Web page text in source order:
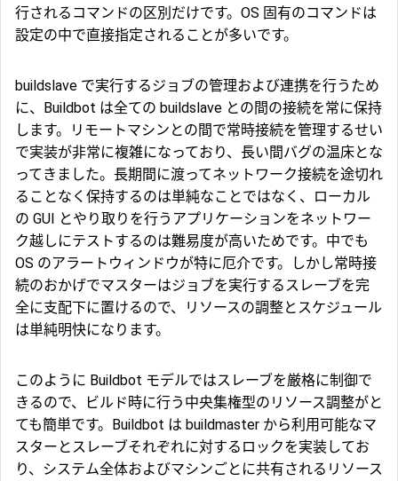
行されるコマンドの区別だけです。OS 固有のコマンドは
設定の中で直接指定されることが多いです。
buildslave で実行するジョブの管理および連携を行うため
に、Buildbot は全ての buildslave との間の接続を常に保持
します。リモートマシンとの間で常時接続を管理するせい
で実装が非常に複雑になっており、長い間バグの温床とな
ってきました。長期間に渡ってネットワーク接続を途切れ
ることなく保持するのは単純なことではなく、ローカル
の GUI とやり取りを行うアプリケーションをネットワー
ク越しにテストするのは難易度が高いためです。中でも
OS のアラートウィンドウが特に厄介です。しかし常時接
続のおかげでマスターはジョブを実行するスレーブを完
全に支配下に置けるので、リソースの調整とスケジュール
は単純明快になります。
このように Buildbot モデルではスレーブを厳格に制御で
きるので、ビルド時に行う中央集権型のリソース調整がと
ても簡単です。Buildbot は buildmaster から利用可能なマ
スターとスレーブそれぞれに対するロックを実装してお
り、システム全体およびマシンごとに共有されるリソース